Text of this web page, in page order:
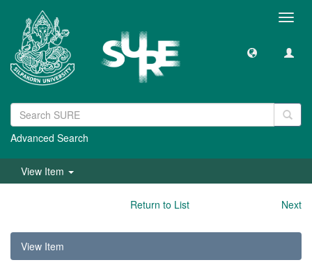
Advanced Search
View Item
Return to List Next
View Item